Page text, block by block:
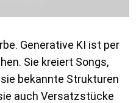
Generative KI ist per
Sie kreiert Songs,
bekannte Strukturen
auch Versatzstücke